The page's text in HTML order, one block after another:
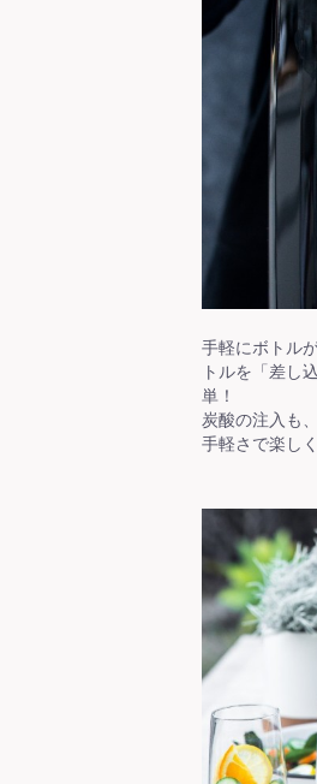
手軽にボトル
トルを「差し
単！
炭酸の注入も
手軽さで楽し